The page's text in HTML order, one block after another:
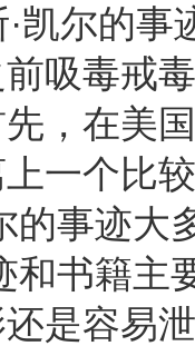
凯尔的
吸毒戒
，在美
一个比
的事迹
和书籍
是容易